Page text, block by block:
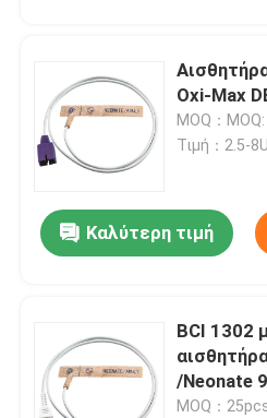
Oxi-Max
MOQ：
Τιμή：2.5-
Καλύτερη τιμή
BCI 1302
/Neonate
ύφασμα
MOQ：